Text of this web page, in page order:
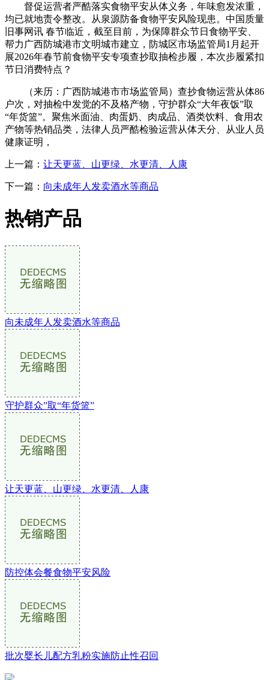
督促运营者严酷落实食物平安从体义务，年味愈发浓重，
均已就地责令整改。从泉源防备食物平安风险现患。中国质量
旧事网讯 春节临近，截至目前，为保障群众节日食物平安、
帮力广西防城港市文明城市建立，防城区市场监管局1月起开
展2026年春节前食物平安专项查抄取抽检步履，本次步履紧扣
节日消费特点？
（来历：广西防城港市市场监管局）查抄食物运营从体86
户次，对抽检中发觉的不及格产物，守护群众“大年夜饭”取
“年货篮”。聚焦米面油、肉蛋奶、肉成品、酒类饮料、食用农
产物等热销品类，法律人员严酷检验运营从体天分、从业人员
健康证明，
上一篇： 让天更蓝、山更绿、水更清、人康
下一篇： 向未成年人发卖酒水等商品
热销产品
向未成年人发卖酒水等商品
守护群众”取“年货篮”
让天更蓝、山更绿、水更清、人康
防控体会餐食物平安风险
批次婴长儿配方乳粉实施防止性召回